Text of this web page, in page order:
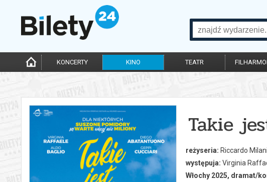
KONCERTY KINO TEATR
Takie
reżyseria: Riccardo Milani
występuja: Virginia
Włochy 2025, dramat/